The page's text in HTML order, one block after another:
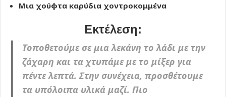
Μια χούφτα καρύδια χοντροκομμένα
Εκτέλεση:
Τοποθετούμε σε μια λεκάνη το λάδι με την
ζάχαρη και τα χτυπάμε με το μίξερ για
πέντε λεπτά. Στην συνέχεια, προσθέτουμε
τα υπόλοιπα υλικά μαζί. Πιο